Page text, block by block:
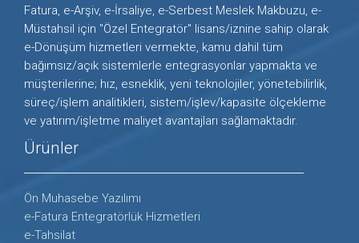
Fatura, e-Arşiv, e-İrsaliye, e-Serbest Meslek Makbuzu, e-
Müstahsil için "Özel Entegratör" lisans/iznine sahip olarak
e-Dönüşüm hizmetleri vermekte, kamu dahil tüm
bağımsız/açık sistemlerle entegrasyonlar yapmakta ve
müşterilerine; hız, esneklik, yeni teknolojiler, yönetebilirlik,
süreç/işlem analitikleri, sistem/işlev/kapasite ölçekleme
ve yatırım/işletme maliyet avantajları sağlamaktadır.
Ürünler
Ön Muhasebe Yazılımı
e-Fatura Entegratörlük Hizmetleri
e-Tahsilat